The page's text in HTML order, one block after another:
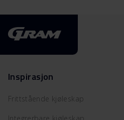
Inspirasjon
Frittstående kjøleskap
Integrerbare kjøleskap